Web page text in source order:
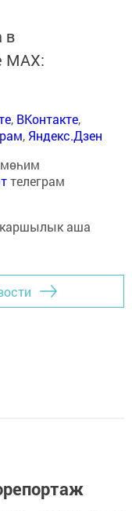
в
MАХ:
, ВКонтакте,
, Яндекс.Дзен
телеграм